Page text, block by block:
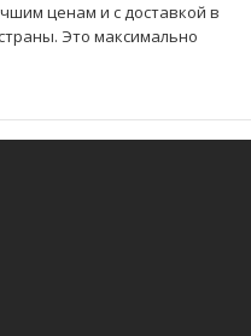
ценам и с доставкой в
Это максимально